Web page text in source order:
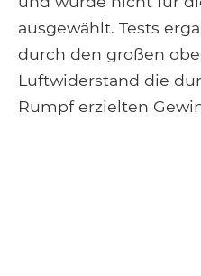
ausgewählt. Tests
durch den großen
Luftwiderstand die
Rumpf erzielten